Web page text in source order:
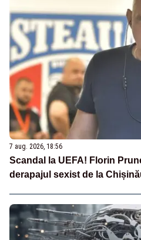
7 aug. 2026, 18:56
Scandal la UEFA! Florin
derapajul sexist de la